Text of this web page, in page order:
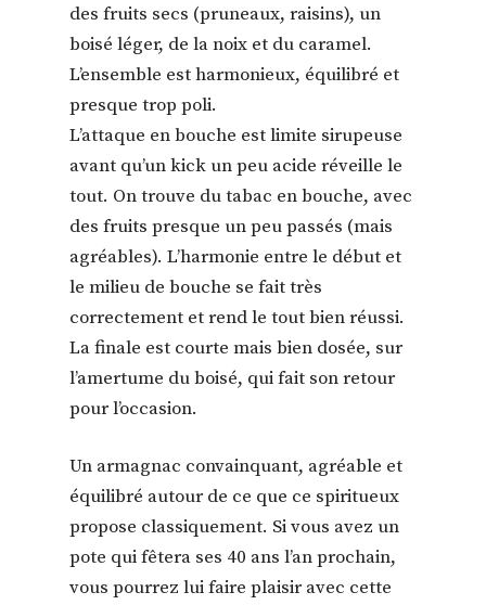
des fruits secs (pruneaux, raisins), un
boisé léger, de la noix et du caramel.
L’ensemble est harmonieux, équilibré et
presque trop poli.
L’attaque en bouche est limite sirupeuse
avant qu’un kick un peu acide réveille le
tout. On trouve du tabac en bouche, avec
des fruits presque un peu passés (mais
agréables). L’harmonie entre le début et
le milieu de bouche se fait très
correctement et rend le tout bien réussi.
La finale est courte mais bien dosée, sur
l’amertume du boisé, qui fait son retour
pour l’occasion.
Un armagnac convainquant, agréable et
équilibré autour de ce que ce spiritueux
propose classiquement. Si vous avez un
pote qui fêtera ses 40 ans l’an prochain,
vous pourrez lui faire plaisir avec cette